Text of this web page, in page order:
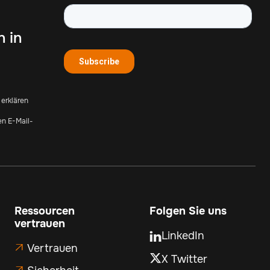
in
E-Mail-
Ressourcen
vertrauen
 Vertrauen
Folgen Sie uns
LinkedIn
X Twitter